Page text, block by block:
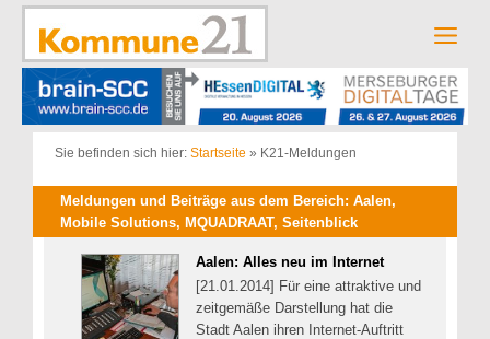
Zum
springen
Sie befinden sich hier: Startseite » K21-Meldungen
Meldungen und Beiträge aus dem Bereich: Aalen,
Mobile Solutions, MQUADRAAT, Seitenblick
Aalen: Alles neu im Internet
[21.01.2014] Für eine attraktive und
zeitgemäße Darstellung hat die
Stadt Aalen ihren Internet-Auftritt